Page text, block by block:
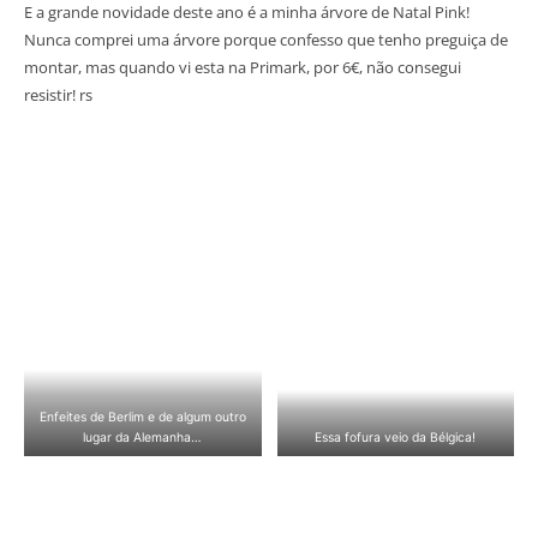
E a grande novidade deste ano é a minha árvore de Natal Pink!
Nunca comprei uma árvore porque confesso que tenho preguiça de
montar, mas quando vi esta na Primark, por 6€, não consegui
resistir! rs
Enfeites de Berlim e de algum outro
lugar da Alemanha…
Essa fofura veio da Bélgica!